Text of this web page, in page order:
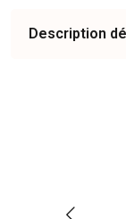
Description